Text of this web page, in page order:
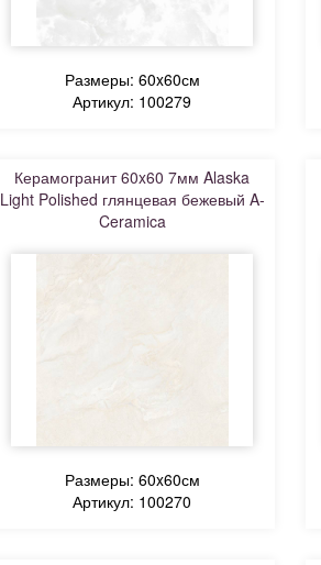
Размеры: 60x60см
Артикул: 100279
Керамогранит 60x60 7мм Alaska
Light Polished глянцевая бежевый A-
Ceramica
Размеры: 60x60см
Артикул: 100270